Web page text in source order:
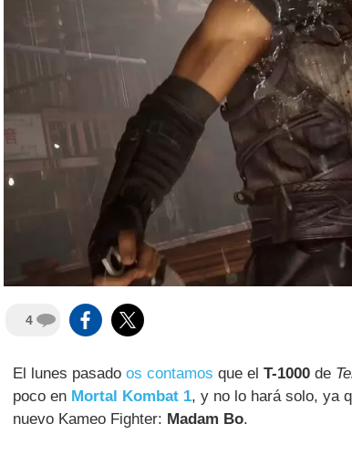
4
El lunes pasado os contamos que el T-1000 de
poco en Mortal Kombat 1, y no lo hará solo, ya
nuevo Kameo Fighter: Madam Bo.